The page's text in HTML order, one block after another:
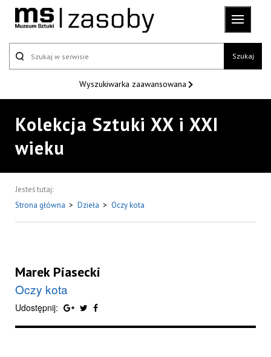
Szukaj
Wyszukiwarka zaawansowana
Kolekcja Sztuki XX i XXI
wieku
Jesteś tutaj:
Strona główna > Dzieła > Oczy kota
Marek Piasecki
Oczy kota
Udostępnij: